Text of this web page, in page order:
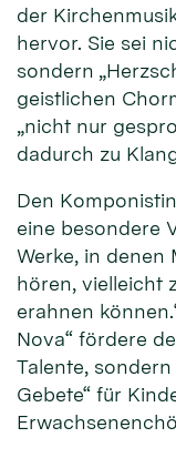
der
hervor. Sie sei
sondern
geistlichen
„nicht nur
dadurch zu
Den
eine besondere
Werke, in denen
hören, vielleicht
erahnen
Nova“ fördere
Talente,
Gebete“ für